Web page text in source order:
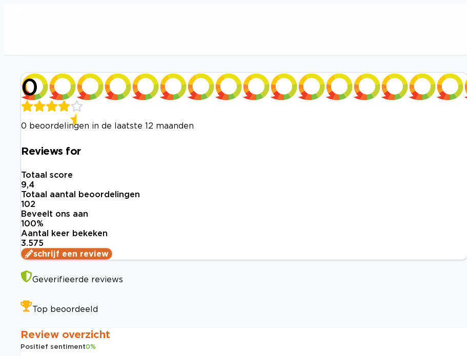
0
0 beoordelingen in de laatste 12 maanden
Reviews for
Totaal score
9,4
Totaal aantal beoordelingen
102
Beveelt ons aan
100%
Aantal keer bekeken
3.575
schrijf een review
Geverifieerde reviews
Top beoordeeld
Review overzicht
Positief sentiment0%